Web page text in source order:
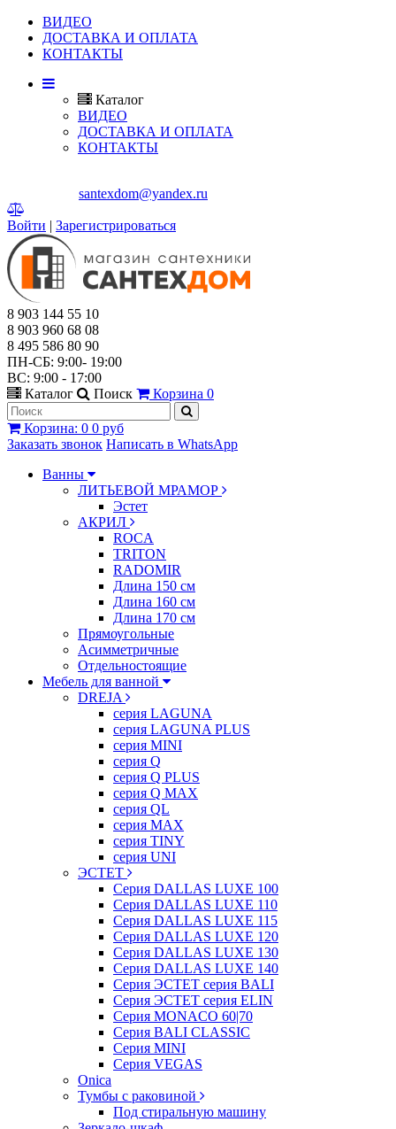
ВИДЕО
ДОСТАВКА И ОПЛАТА
КОНТАКТЫ
Каталог
ВИДЕО
ДОСТАВКА И ОПЛАТА
КОНТАКТЫ
santexdom@yandex.ru
Войти | Зарегистрироваться
8 903 144 55 10
8 903 960 68 08
8 495 586 80 90
ПН-СБ: 9:00- 19:00
ВС: 9:00 - 17:00
Каталог
Поиск Корзина 0
Корзина: 0 0 руб
Заказать звонок Написать в WhatsApp
Ванны
ЛИТЬЕВОЙ МРАМОР
Эстет
АКРИЛ
ROCA
TRITON
RADOMIR
Длина 150 см
Длина 160 см
Длина 170 см
Прямоугольные
Асимметричные
Отдельностоящие
Мебель для ванной
DREJA
серия LAGUNA
серия LAGUNA PLUS
серия MINI
серия Q
серия Q PLUS
серия Q MAX
серия QL
серия MAX
серия TINY
серия UNI
ЭСТЕТ
Серия DALLAS LUXE 100
Серия DALLAS LUXE 110
Серия DALLAS LUXE 115
Серия DALLAS LUXE 120
Серия DALLAS LUXE 130
Серия DALLAS LUXE 140
Серия ЭСТЕТ серия BALI
Серия ЭСТЕТ серия ELIN
Серия MONACO 60|70
Серия BALI CLASSIC
Серия MINI
Серия VEGAS
Onica
Тумбы с раковиной
Под стиральную машину